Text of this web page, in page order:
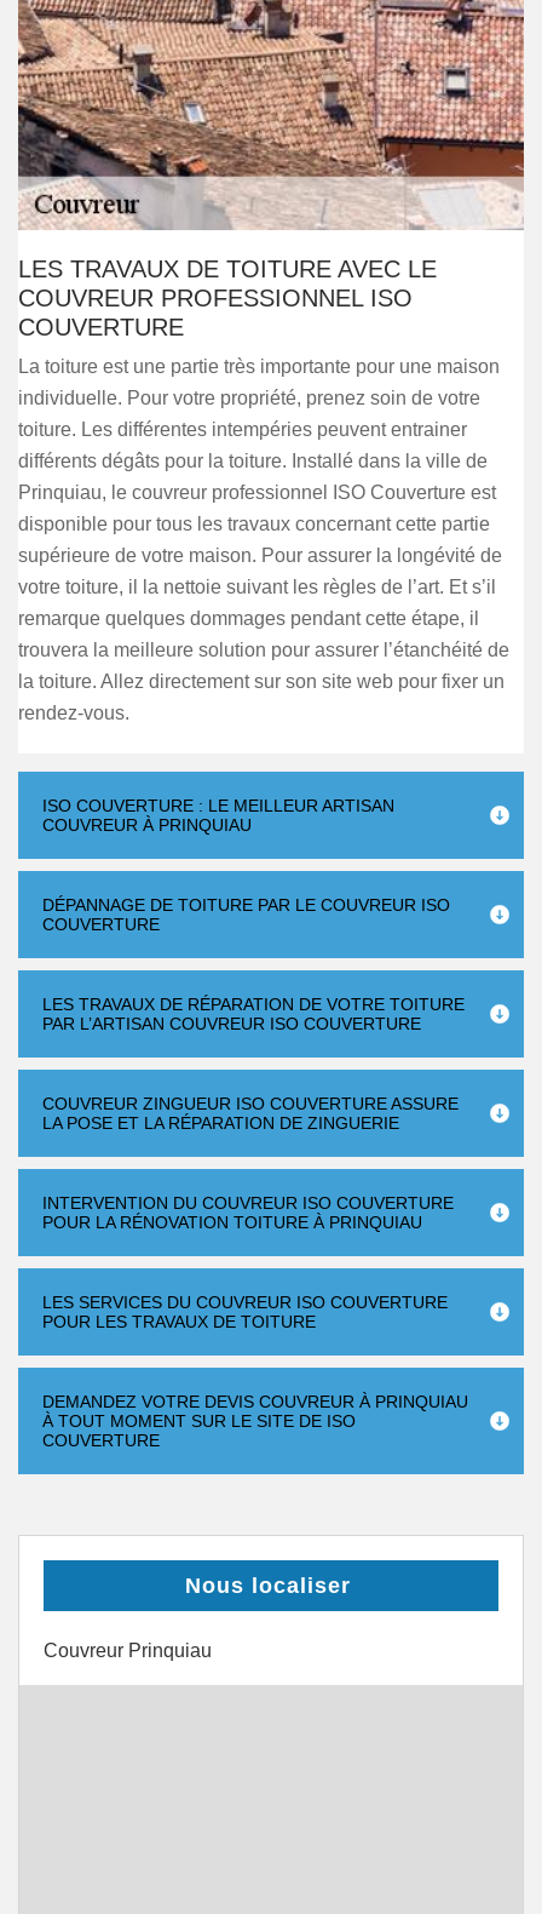
LES TRAVAUX DE TOITURE AVEC LE
COUVREUR PROFESSIONNEL ISO
COUVERTURE
La toiture est une partie très importante pour une maison
individuelle. Pour votre propriété, prenez soin de votre
toiture. Les différentes intempéries peuvent entrainer
différents dégâts pour la toiture. Installé dans la ville de
Prinquiau, le couvreur professionnel ISO Couverture est
disponible pour tous les travaux concernant cette partie
supérieure de votre maison. Pour assurer la longévité de
votre toiture, il la nettoie suivant les règles de l’art. Et s’il
remarque quelques dommages pendant cette étape, il
trouvera la meilleure solution pour assurer l’étanchéité de
la toiture. Allez directement sur son site web pour fixer un
rendez-vous.
ISO COUVERTURE : LE MEILLEUR ARTISAN
COUVREUR À PRINQUIAU
DÉPANNAGE DE TOITURE PAR LE COUVREUR ISO
COUVERTURE
LES TRAVAUX DE RÉPARATION DE VOTRE TOITURE
PAR L’ARTISAN COUVREUR ISO COUVERTURE
COUVREUR ZINGUEUR ISO COUVERTURE ASSURE
LA POSE ET LA RÉPARATION DE ZINGUERIE
INTERVENTION DU COUVREUR ISO COUVERTURE
POUR LA RÉNOVATION TOITURE À PRINQUIAU
LES SERVICES DU COUVREUR ISO COUVERTURE
POUR LES TRAVAUX DE TOITURE
DEMANDEZ VOTRE DEVIS COUVREUR À PRINQUIAU
À TOUT MOMENT SUR LE SITE DE ISO
COUVERTURE
Nous localiser
Couvreur Prinquiau